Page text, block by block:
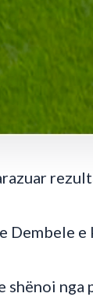
Dembele
shënoi nga